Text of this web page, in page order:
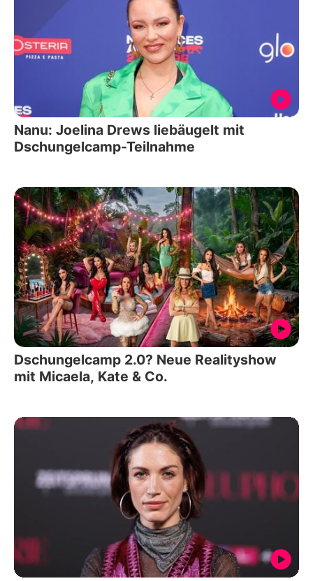
Nanu: Joelina Drews liebäugelt mit
Dschungelcamp-Teilnahme
Dschungelcamp 2.0? Neue Realityshow
mit Micaela, Kate & Co.